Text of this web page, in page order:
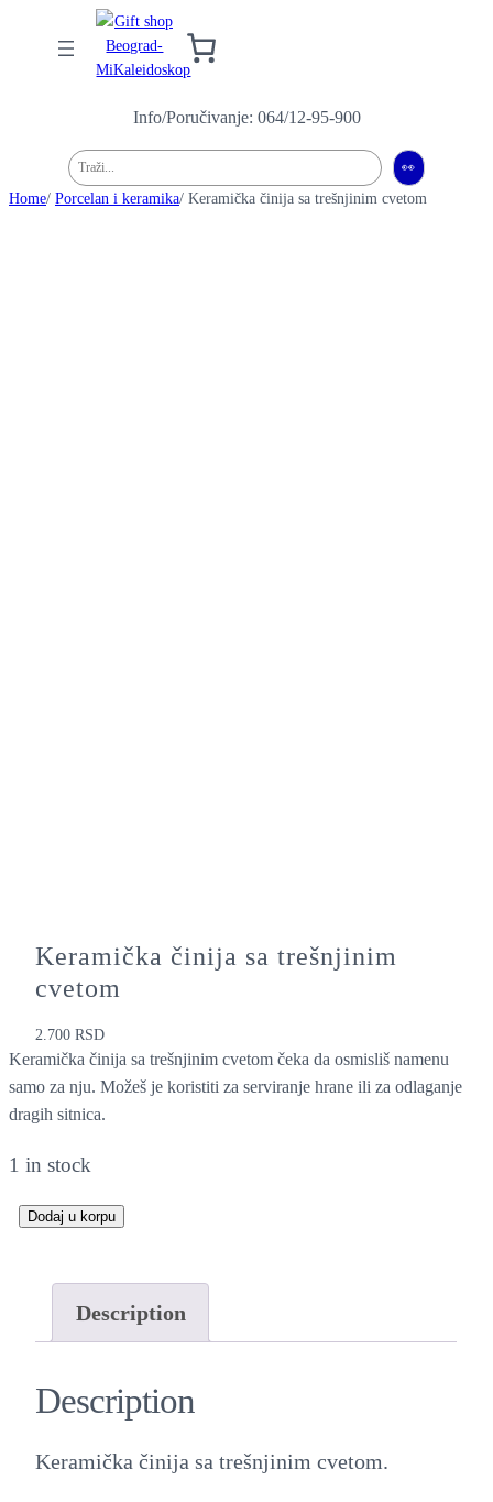
Info/Poručivanje: 064/12-95-900
Pretraga 👀
Home/ Porcelan i keramika/ Keramička činija sa trešnjinim cvetom
Keramička činija sa trešnjinim
cvetom
2.700RSD
Keramička činija sa trešnjinim cvetom čeka da osmisliš namenu
samo za nju. Možeš je koristiti za serviranje hrane ili za odlaganje
dragih sitnica.
1 in stock
K
Dodaj u korpu
Description
Description
Keramička činija sa trešnjinim cvetom.